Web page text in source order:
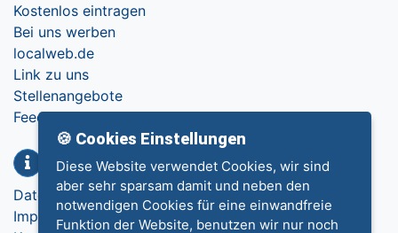
Kostenlos eintragen
Bei uns werben
localweb.de
Link zu uns
Stellenangebote
Feedback
Info
Datenschutz
Impressum
🍪 Cookies Einstellungen
Diese Website verwendet Cookies, wir sind
aber sehr sparsam damit und neben den
notwendigen Cookies für eine einwandfreie
Funktion der Website, benutzen wir nur noch